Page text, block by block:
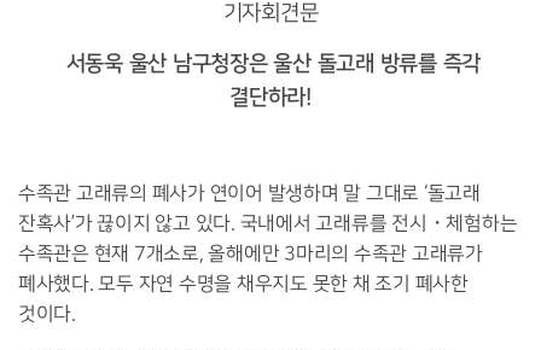
기자회견문
서동욱 울산 남구청장은 울산 돌고래 방류를 즉각
결단하라!
수족관 고래류의 폐사가 연이어 발생하며 말 그대로 ‘돌고래
잔혹사’가 끊이지 않고 있다. 국내에서 고래류를 전시・체험하는
수족관은 현재 7개소로, 올해에만 3마리의 수족관 고래류가
폐사했다. 모두 자연 수명을 채우지도 못한 채 조기 폐사한
것이다.